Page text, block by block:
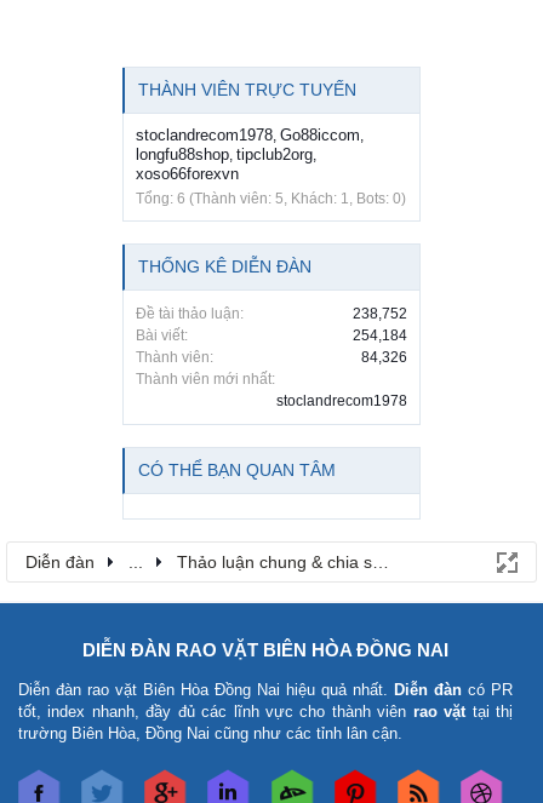
THÀNH VIÊN TRỰC TUYẾN
stoclandrecom1978 Go88iccom
longfu88shop tipclub2org
xoso66forexvn
Tổng: 6 (Thành viên: 5, Khách: 1, Bots: 0)
THỐNG KÊ DIỄN ĐÀN
Đề tài thảo luận:
238,752
Bài viết:
254,184
Thành viên:
84,326
Thành viên mới nhất:
stoclandrecom1978
CÓ THỂ BẠN QUAN TÂM
Diễn đàn Thảo luận chung & chia sẻ kinh nghiệm
DIỄN ĐÀN RAO VẶT BIÊN HÒA ĐỒNG NAI
Diễn đàn rao vặt Biên Hòa Đồng Nai hiệu quả nhất. Diễn đàn có PR
tốt, index nhanh, đầy đủ các lĩnh vực cho thành viên rao vặt tại thị
trường Biên Hòa, Đồng Nai cũng như các tỉnh lân cận.